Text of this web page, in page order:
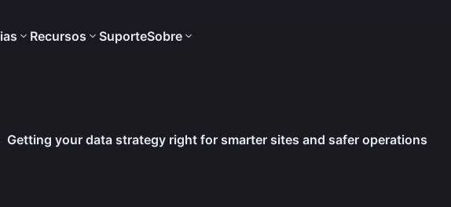
Recursos SuporteSobre
Getting your data strategy right for smarter sites and safer operations